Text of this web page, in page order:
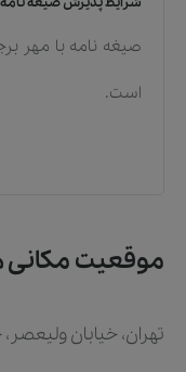
صیغه نامه با مهر
است.
موقعیت
تهران، خیابان ولیعصر،